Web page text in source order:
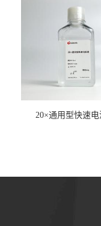
20×通用型快速电